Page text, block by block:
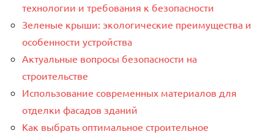
технологии и требования к безопасности
Зеленые крыши: экологические преимущества и
особенности устройства
Актуальные вопросы безопасности на
строительстве
Использование современных материалов для
отделки фасадов зданий
Как выбрать оптимальное строительное